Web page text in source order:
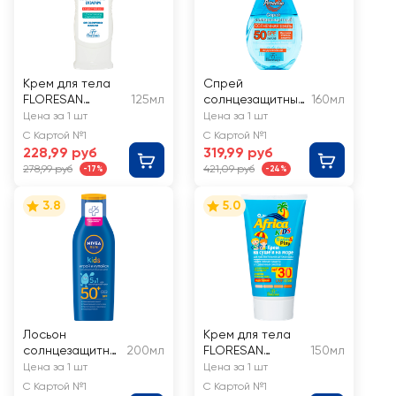
Крем для тела
FLORESAN
COSMETIC
Полный блок,
водостойкий
125мл
Цена за 1 шт
С Картой №1
228,99 руб
278,99 руб -17%
Спрей
солнцезащитный
FLORESAN
COSMETIC SPF50
160мл
Цена за 1 шт
С Картой №1
319,99 руб
421,09 руб -24%
3.8
Лосьон
солнцезащитны
й детский NIVEA
Sun Играй и
200мл
Цена за 1 шт
С Картой №1
5.0
Крем для тела
FLORESAN
COSMETIC На
суше и на море,
150мл
Цена за 1 шт
С Картой №1